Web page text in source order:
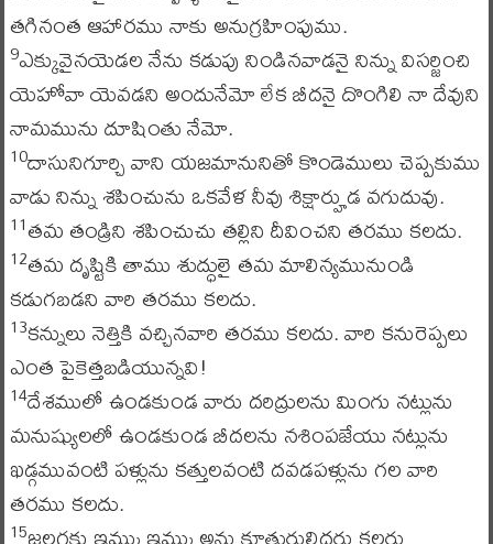
తగినంత ఆహారము నాకు అనుగ్రహింపుము.
9ఎక్కువైనయెడల నేను కడుపు నిండినవాడనై నిన్ను విసర్జించి
యెహోవా యెవడని అందునేమో లేక బీదనై దొంగిలి నా దేవుని
నామమును దూషింతు నేమో.
10దాసునిగూర్చి వాని యజమానునితో కొండెములు చెప్పకుము
వాడు నిన్ను శపించును ఒకవేళ నీవు శిక్షార్హుడ వగుదువు.
11తమ తండ్రిని శపించుచు తల్లిని దీవించని తరము కలదు.
12తమ దృష్టికి తాము శుద్ధులై తమ మాలిన్యమునుండి
కడుగబడని వారి తరము కలదు.
13కన్నులు నెత్తికి వచ్చినవారి తరము కలదు. వారి కనురెప్పలు
ఎంత పైకెత్తబడియున్నవి!
14దేశములో ఉండకుండ వారు దరిద్రులను మింగు నట్లును
మనుష్యులలో ఉండకుండ బీదలను నశింపజేయు నట్లును
ఖడ్గమువంటి పళ్లును కత్తులవంటి దవడపళ్లును గల వారి
తరము కలదు.
15